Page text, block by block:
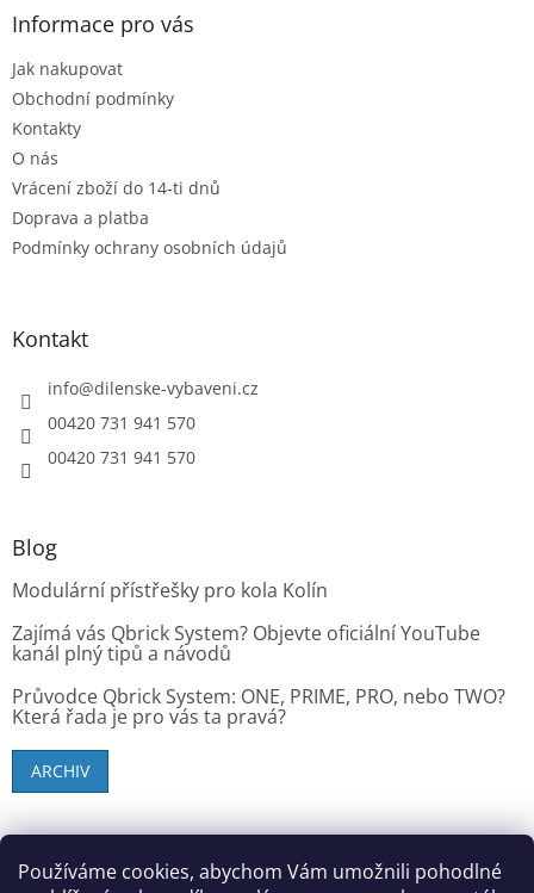
Používáme cookies, abychom Vám umožnili pohodlné
Informace pro vás
Jak nakupovat
Obchodní podmínky
Kontakty
O nás
Vrácení zboží do 14-ti dnů
Doprava a platba
Podmínky ochrany osobních údajů
Kontakt
info@dilenske-vybaveni.cz
00420 731 941 570
00420 731 941 570
Blog
Modulární přístřešky pro kola Kolín
Zajímá vás Qbrick System? Objevte oficiální YouTube
kanál plný tipů a návodů
Průvodce Qbrick System: ONE, PRIME, PRO, nebo TWO?
Která řada je pro vás ta pravá?
ARCHIV